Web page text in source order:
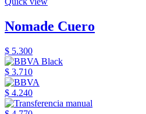
Nomade Cuero
$ 5.300
$ 3.710
$ 4.240